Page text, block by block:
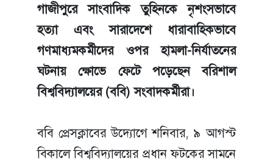
গাজীপুরে সাংবাদিক তুহিনকে নৃশংসভাবে
হত্যা এবং সারাদেশে ধারাবাহিকভাবে
গণমাধ্যমকর্মীদের ওপর হামলা-নির্যাতনের
ঘটনায় ক্ষোভে ফেটে পড়েছেন বরিশাল
বিশ্ববিদ্যালয়ের (ববি) সংবাদকর্মীরা।
ববি প্রেসক্লাবের উদ্যোগে শনিবার, ৯ আগস্ট
বিকালে বিশ্ববিদ্যালয়ের প্রধান ফটকের সামনে